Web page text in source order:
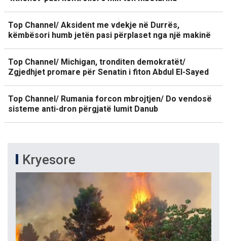
Top Channel/ Aksident me vdekje në Durrës,
këmbësori humb jetën pasi përplaset nga një makinë
Top Channel/ Michigan, tronditen demokratët/
Zgjedhjet promare për Senatin i fiton Abdul El-Sayed
Top Channel/ Rumania forcon mbrojtjen/ Do vendosë
sisteme anti-dron përgjatë lumit Danub
Kryesore